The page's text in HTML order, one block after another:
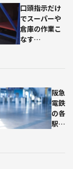
口頭指示だけ
でスーパーや
倉庫の作業こ
なす
阪急
電鉄
の各
駅に